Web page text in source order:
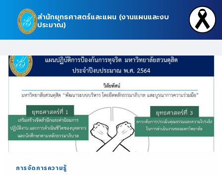
content
สำนักยุทธศาสตร์และแผน (งานแผนและงบ
ประมาณ)
การจัดการความรู้